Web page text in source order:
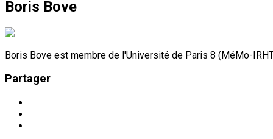
Boris Bove
Boris Bove est membre de l'Université de Paris 8 (MéMo-
Partager